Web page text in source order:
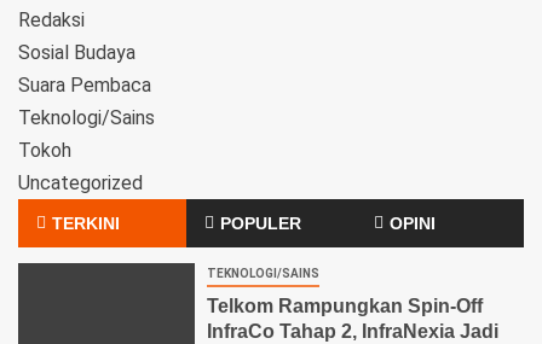
Redaksi
Sosial Budaya
Suara Pembaca
Teknologi/Sains
Tokoh
Uncategorized
TERKINI POPULER OPINI
TEKNOLOGI/SAINS
Telkom Rampungkan Spin-Off
InfraCo Tahap 2, InfraNexia Jadi